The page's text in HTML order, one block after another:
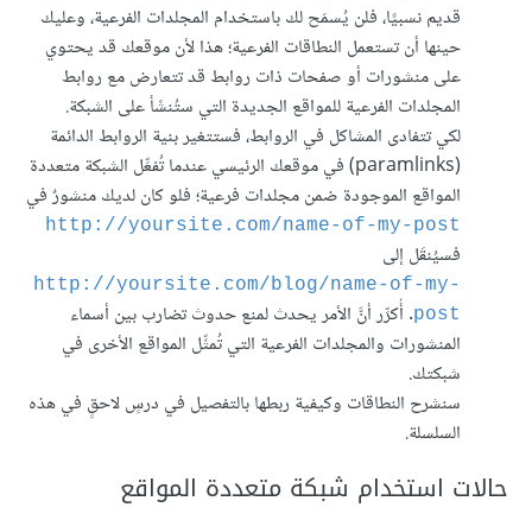
قديم نسبيًا، فلن يُسمَح لك باستخدام المجلدات الفرعية، وعليك
حينها أن تستعمل النطاقات الفرعية؛ هذا لأن موقعك قد يحتوي
على منشورات أو صفحات ذات روابط قد تتعارض مع روابط
المجلدات الفرعية للمواقع الجديدة التي ستُنشَأ على الشبكة.
لكي تتفادى المشاكل في الروابط، فستتغير بنية الروابط الدائمة
(paramlinks) في موقعك الرئيسي عندما تُفعِّل الشبكة متعددة
المواقع الموجودة ضمن مجلدات فرعية؛ فلو كان لديك منشورٌ في
http://yoursite.com/name-of-my-post
فسيُنقَل إلى
http://yoursite.com/blog/name-of-my-
post. أُكرِّر أنَّ الأمر يحدث لمنع حدوث تضارب بين أسماء
المنشورات والمجلدات الفرعية التي تُمثِّل المواقع الأخرى في
شبكتك.
سنشرح النطاقات وكيفية ربطها بالتفصيل في درسٍ لاحقٍ في هذه
السلسلة.
حالات استخدام شبكة متعددة المواقع